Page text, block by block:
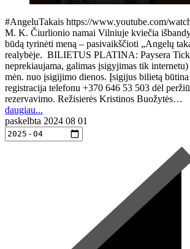
#AngeluTakais https://www.youtube.com/
M. K. Čiurlionio namai Vilniuje kviečia
būdą tyrinėti meną – pasivaikščioti „Angelų
realybėje. BILIETUS PLATINA: Paysera
neprekiaujama, galimas įsigyjimas tik
mėn. nuo įsigijimo dienos. Įsigijus bilietą
registracija telefonu +370 646 53 503 dėl
rezervavimo. Režisierės Kristinos Buožytės…
daugiau...
paskelbta 2024 08 01